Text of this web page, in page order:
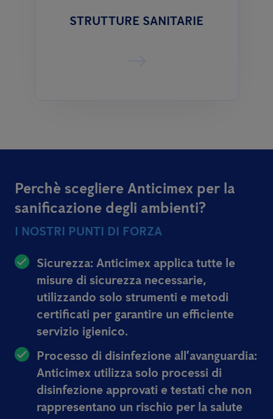
STRUTTURE SANITARIE
Perchè scegliere Anticimex per la
sanificazione degli ambienti?
I NOSTRI PUNTI DI FORZA
Sicurezza: Anticimex applica tutte le
misure di sicurezza necessarie,
utilizzando solo strumenti e metodi
certificati per garantire un efficiente
servizio igienico.
Processo di disinfezione all’avanguardia:
Anticimex utilizza solo processi di
disinfezione approvati e testati che non
rappresentano un rischio per la salute